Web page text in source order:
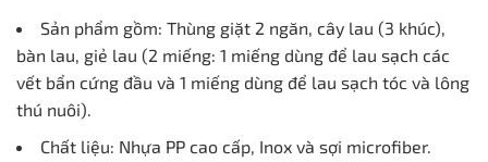
Sản phẩm gồm: Thùng giặt 2 ngăn, cây lau (3 khúc),
bàn lau, giẻ lau (2 miếng: 1 miếng dùng để lau sạch các
vết bẩn cứng đầu và 1 miếng dùng để lau sạch tóc và lông
thú nuôi).
Chất liệu: Nhựa PP cao cấp, Inox và sợi microfiber.